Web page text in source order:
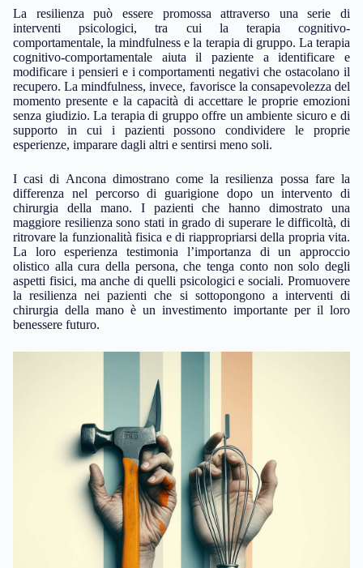
La resilienza può essere promossa attraverso una serie di
interventi psicologici, tra cui la terapia cognitivo-
comportamentale, la mindfulness e la terapia di gruppo. La terapia
cognitivo-comportamentale aiuta il paziente a identificare e
modificare i pensieri e i comportamenti negativi che ostacolano il
recupero. La mindfulness, invece, favorisce la consapevolezza del
momento presente e la capacità di accettare le proprie emozioni
senza giudizio. La terapia di gruppo offre un ambiente sicuro e di
supporto in cui i pazienti possono condividere le proprie
esperienze, imparare dagli altri e sentirsi meno soli.
I casi di Ancona dimostrano come la resilienza possa fare la
differenza nel percorso di guarigione dopo un intervento di
chirurgia della mano. I pazienti che hanno dimostrato una
maggiore resilienza sono stati in grado di superare le difficoltà, di
ritrovare la funzionalità fisica e di riappropriarsi della propria vita.
La loro esperienza testimonia l’importanza di un approccio
olistico alla cura della persona, che tenga conto non solo degli
aspetti fisici, ma anche di quelli psicologici e sociali. Promuovere
la resilienza nei pazienti che si sottopongono a interventi di
chirurgia della mano è un investimento importante per il loro
benessere futuro.